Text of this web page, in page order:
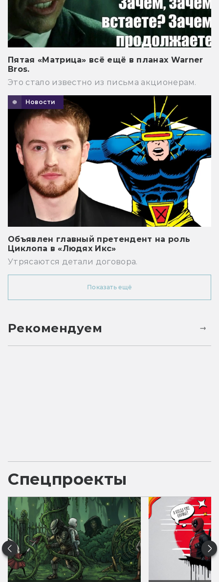
Пятая «Матрица» всё ещё в планах Warner
Bros.
Это стало известно из письма акционерам.
Новости
Объявлен главный претендент на роль
Циклопа в «Людях Икс»
Утрясаются детали договора.
Показать ещё
Рекомендуем
Спецпроекты